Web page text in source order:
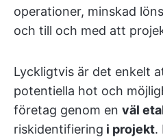
operationer, minskad
och till och med att
Lyckligtvis är det enkelt
potentiella hot och
företag genom en väl
riskidentifiering i projekt.